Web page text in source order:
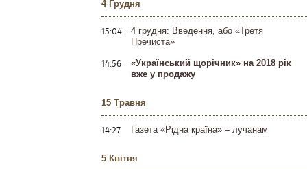
4 Грудня
15:04
4 грудня: Введення, або «Третя
Пречиста»
14:56
«Український щорічник» на 2018 рік
вже у продажу
15 Травня
14:27 Газета «Рідна країна» – лучанам
5 Квітня